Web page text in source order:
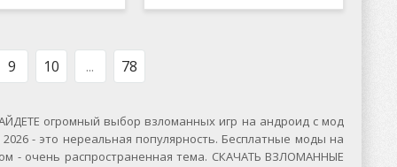
персонажи из
Ring для PS1
кто не знает, то её зовут Ариэль
9 10 ... 78
огромный выбор взломанных игр на андроид с мод
- это нереальная популярность. Бесплатные моды на
- очень распространенная тема. СКАЧАТЬ ВЗЛОМАННЫЕ